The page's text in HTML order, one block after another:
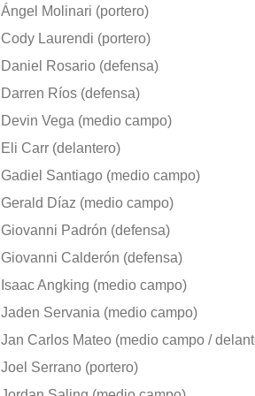
Ángel Molinari (portero)
Cody Laurendi (portero)
Daniel Rosario (defensa)
Darren Ríos (defensa)
Devin Vega (medio campo)
Eli Carr (delantero)
Gadiel Santiago (medio campo)
Gerald Díaz (medio campo)
Giovanni Padrón (defensa)
Giovanni Calderón (defensa)
Isaac Angking (medio campo)
Jaden Servania (medio campo)
Jan Carlos Mateo (medio campo /
Joel Serrano (portero)